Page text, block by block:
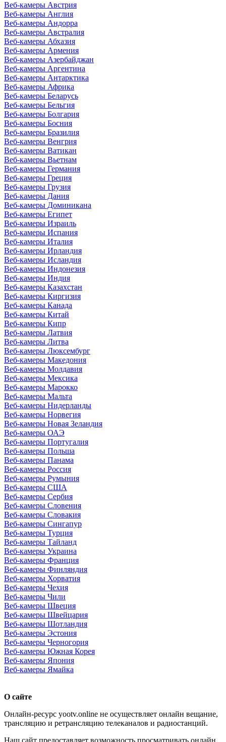
Веб-камеры Австрия
Веб-камеры Англия
Веб-камеры Андорра
Веб-камеры Австралия
Веб-камеры Абхазия
Веб-камеры Армения
Веб-камеры Азербайджан
Веб-камеры Аргентина
Веб-камеры Антарктика
Веб-камеры Африка
Веб-камеры Беларусь
Веб-камеры Бельгия
Веб-камеры Болгария
Веб-камеры Босния
Веб-камеры Бразилия
Веб-камеры Венгрия
Веб-камеры Ватикан
Веб-камеры Вьетнам
Веб-камеры Германия
Веб-камеры Греция
Веб-камеры Грузия
Веб-камеры Дания
Веб-камеры Доминикана
Веб-камеры Египет
Веб-камеры Израиль
Веб-камеры Испания
Веб-камеры Италия
Веб-камеры Ирландия
Веб-камеры Исландия
Веб-камеры Индонезия
Веб-камеры Индия
Веб-камеры Казахстан
Веб-камеры Киргизия
Веб-камеры Канада
Веб-камеры Китай
Веб-камеры Кипр
Веб-камеры Латвия
Веб-камеры Литва
Веб-камеры Люксембург
Веб-камеры Македония
Веб-камеры Молдавия
Веб-камеры Мексика
Веб-камеры Марокко
Веб-камеры Мальта
Веб-камеры Нидерланды
Веб-камеры Норвегия
Веб-камеры Новая Зеландия
Веб-камеры ОАЭ
Веб-камеры Португалия
Веб-камеры Польша
Веб-камеры Панама
Веб-камеры Россия
Веб-камеры Румыния
Веб-камеры США
Веб-камеры Сербия
Веб-камеры Словения
Веб-камеры Словакия
Веб-камеры Сингапур
Веб-камеры Турция
Веб-камеры Тайланд
Веб-камеры Украина
Веб-камеры Франция
Веб-камеры Финляндия
Веб-камеры Хорватия
Веб-камеры Чехия
Веб-камеры Чили
Веб-камеры Швеция
Веб-камеры Швейцария
Веб-камеры Шотландия
Веб-камеры Эстония
Веб-камеры Черногория
Веб-камеры Южная Корея
Веб-камеры Япония
Веб-камеры Ямайка
О сайте
Онлайн-ресурс yootv.online не осуществляет онлайн вещание,
трансляцию и ретрансляцию телеканалов и радиостанций.